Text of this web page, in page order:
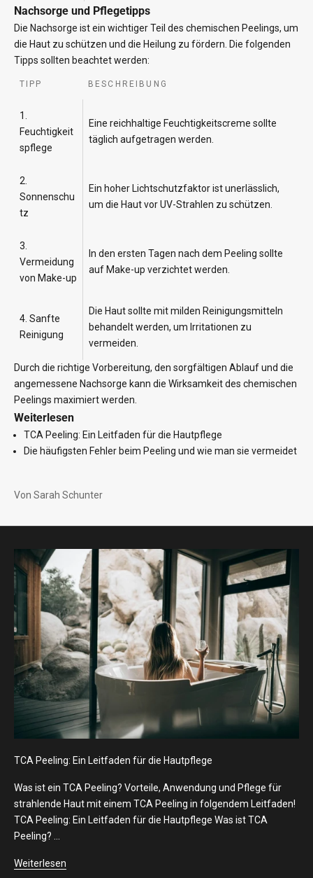
Nachsorge und Pflegetipps
Die Nachsorge ist ein wichtiger Teil des chemischen Peelings, um
die Haut zu schützen und die Heilung zu fördern. Die folgenden
Tipps sollten beachtet werden:
TIPP BESCHREIBUNG
1.
Feuchtigkeit
spflege
Eine reichhaltige Feuchtigkeitscreme sollte
täglich aufgetragen werden.
2.
Sonnenschu
tz
Ein hoher Lichtschutzfaktor ist unerlässlich,
um die Haut vor UV-Strahlen zu schützen.
3.
Vermeidung
von Make-up
In den ersten Tagen nach dem Peeling sollte
auf Make-up verzichtet werden.
4. Sanfte
Reinigung
Die Haut sollte mit milden Reinigungsmitteln
behandelt werden, um Irritationen zu
vermeiden.
Durch die richtige Vorbereitung, den sorgfältigen Ablauf und die
angemessene Nachsorge kann die Wirksamkeit des chemischen
Peelings maximiert werden.
Weiterlesen
TCA Peeling: Ein Leitfaden für die Hautpflege
Die häufigsten Fehler beim Peeling und wie man sie vermeidet
Von Sarah Schunter
TCA Peeling: Ein Leitfaden für die Hautpflege
Was ist ein TCA Peeling? Vorteile, Anwendung und Pflege für
strahlende Haut mit einem TCA Peeling in folgendem Leitfaden!
TCA Peeling: Ein Leitfaden für die Hautpflege Was ist TCA
Peeling? ...
Weiterlesen